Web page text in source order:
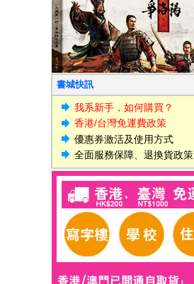
書城快訊
我系新手，如何購買？
香港/台灣免運費政策
優惠券激活及使用方式
全面服務保障、退換貨政策